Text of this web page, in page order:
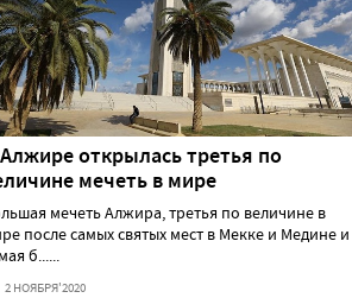
открылась третья по
мечеть в мире
мечеть Алжира, третья по величине в
после самых святых мест в Мекке и Медине и
б......
2 НОЯБРЯ'2020